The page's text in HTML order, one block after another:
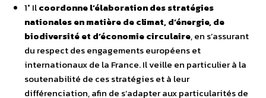
1° Ilcoordonne l’élaboration des stratégies
nationales en matière de climat, d’énergie, de
biodiversité et d’économie circulaire, en s’assurant
du respect des engagements européens et
internationaux de la France. Il veille en particulier à la
soutenabilité de ces stratégies et à leur
différenciation, afin de s’adapter aux particularités de